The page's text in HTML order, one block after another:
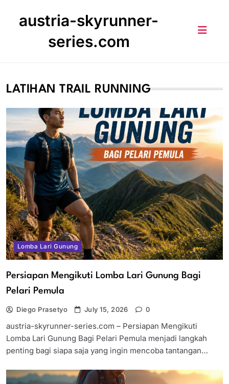
austria-skyrunner-
series.com
LATIHAN TRAIL RUNNING
Lomba Lari Gunung
Persiapan Mengikuti Lomba Lari Gunung Bagi
Pelari Pemula
Diego Prasetyo July 15, 2026 0
austria-skyrunner-series.com – Persiapan Mengikuti
Lomba Lari Gunung Bagi Pelari Pemula menjadi langkah
penting bagi siapa saja yang ingin mencoba tantangan…